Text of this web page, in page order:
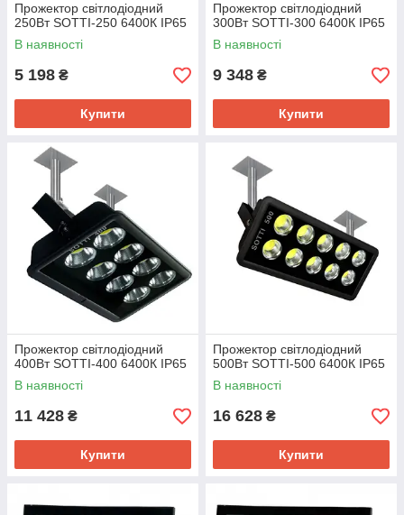
Прожектор світлодіодний
250Вт SOTTI-250 6400К IP65
В наявності
5 198 ₴
Купити
Прожектор світлодіодний
300Вт SOTTI-300 6400К IP65
В наявності
9 348 ₴
Купити
Прожектор світлодіодний
400Вт SOTTI-400 6400К IP65
В наявності
11 428 ₴
Купити
Прожектор світлодіодний
500Вт SOTTI-500 6400К IP65
В наявності
16 628 ₴
Купити